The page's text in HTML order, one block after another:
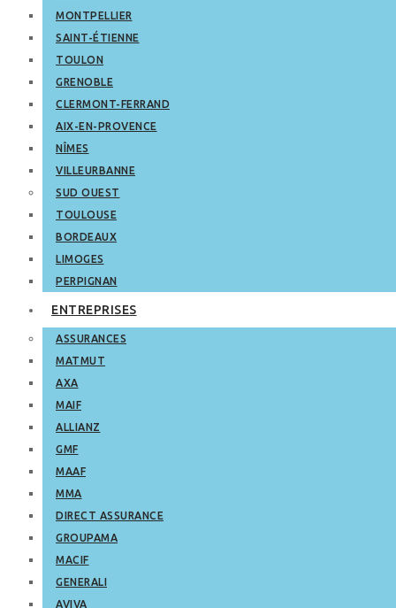
MONTPELLIER
SAINT-ÉTIENNE
TOULON
GRENOBLE
CLERMONT-FERRAND
AIX-EN-PROVENCE
NÎMES
VILLEURBANNE
SUD OUEST
TOULOUSE
BORDEAUX
LIMOGES
PERPIGNAN
ENTREPRISES
ASSURANCES
MATMUT
AXA
MAIF
ALLIANZ
GMF
MAAF
MMA
DIRECT ASSURANCE
GROUPAMA
MACIF
GENERALI
AVIVA